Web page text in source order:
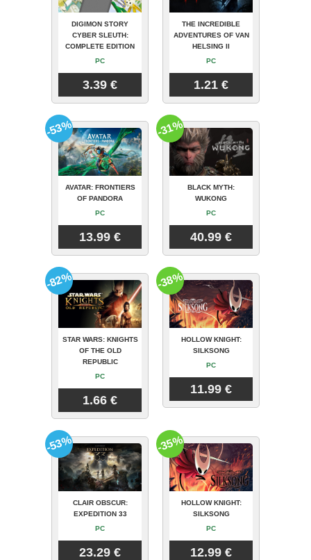
DIGIMON STORY
CYBER SLEUTH:
COMPLETE EDITION
PC
3.39 €
THE INCREDIBLE
ADVENTURES OF VAN
HELSING II
PC
1.21 €
AVATAR: FRONTIERS
OF PANDORA
PC
13.99 €
-53%
BLACK MYTH:
WUKONG
PC
40.99 €
-31%
STAR WARS: KNIGHTS
OF THE OLD
REPUBLIC
PC
1.66 €
-82%
HOLLOW KNIGHT:
SILKSONG
PC
11.99 €
-38%
CLAIR OBSCUR:
EXPEDITION 33
PC
23.29 €
-53%
HOLLOW KNIGHT:
SILKSONG
PC
12.99 €
-35%